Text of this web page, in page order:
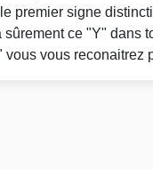
premier signe
sûrement ce "Y" dans
vous vous reconaitrez